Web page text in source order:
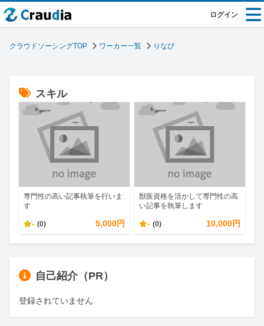
ログイン
クラウドソーシングTOP ワーカー一覧 りなぴ
スキル
専門性の高い記事執筆を行いま
す
- (0) 5,000円
獣医資格を活かして専門性の高
い記事を執筆します
- (0) 10,000円
自己紹介（PR）
登録されていません